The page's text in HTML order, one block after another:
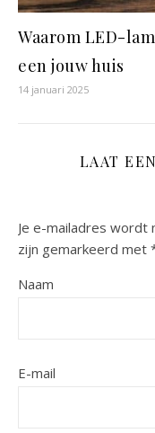
Waarom LED-
een jouw huis
14 januari 2025
LAAT
Je e-mailadres wordt
zijn gemarkeerd met
Naam
E-mail